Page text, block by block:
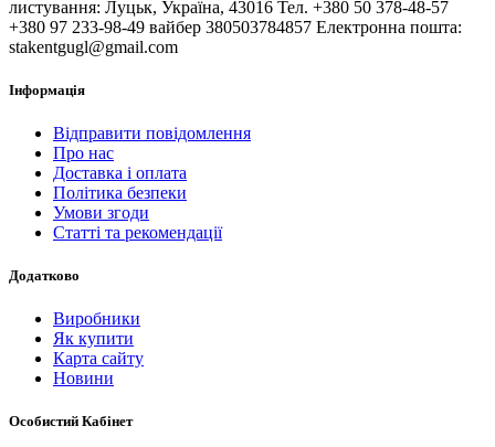
листування: Луцьк, Україна, 43016 Тел. +380 50 378-48-57
+380 97 233-98-49 вайбер 380503784857 Електронна пошта:
stakentgugl@gmail.com
Інформація
Відправити повідомлення
Про нас
Доставка і оплата
Політика безпеки
Умови згоди
Статті та рекомендації
Додатково
Виробники
Як купити
Карта сайту
Новини
Особистий Кабінет